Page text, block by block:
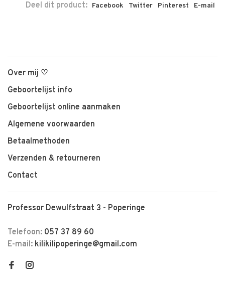
Deel dit product: Facebook Twitter Pinterest E-mail
Over mij ♡
Geboortelijst info
Geboortelijst online aanmaken
Algemene voorwaarden
Betaalmethoden
Verzenden & retourneren
Contact
Professor Dewulfstraat 3 - Poperinge
Telefoon: 057 37 89 60
E-mail: kilikilipoperinge@gmail.com